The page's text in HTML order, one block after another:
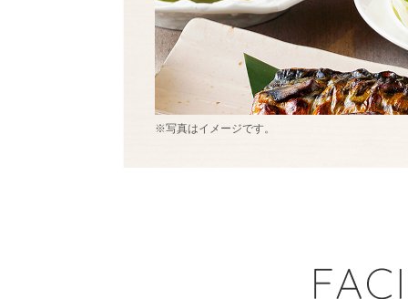
※写真はイメージです。